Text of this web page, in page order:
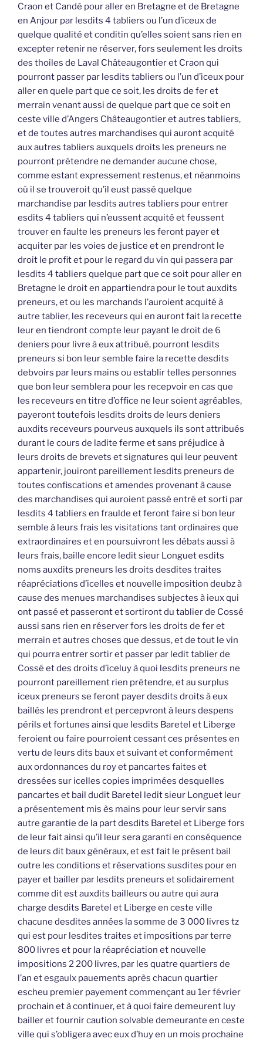
Craon et Candé pour aller en Bretagne et de Bretagne
en Anjour par lesdits 4 tabliers ou l’un d’iceux de
quelque qualité et conditin qu’elles soient sans rien en
excepter retenir ne réserver, fors seulement les droits
des thoiles de Laval Châteaugontier et Craon qui
pourront passer par lesdits tabliers ou l’un d’iceux pour
aller en quele part que ce soit, les droits de fer et
merrain venant aussi de quelque part que ce soit en
ceste ville d’Angers Châteaugontier et autres tabliers,
et de toutes autres marchandises qui auront acquité
aux autres tabliers auxquels droits les preneurs ne
pourront prétendre ne demander aucune chose,
comme estant expressement restenus, et néanmoins
où il se trouveroit qu’il eust passé quelque
marchandise par lesdits autres tabliers pour entrer
esdits 4 tabliers qui n’eussent acquité et feussent
trouver en faulte les preneurs les feront payer et
acquiter par les voies de justice et en prendront le
droit le profit et pour le regard du vin qui passera par
lesdits 4 tabliers quelque part que ce soit pour aller en
Bretagne le droit en appartiendra pour le tout auxdits
preneurs, et ou les marchands l’auroient acquité à
autre tablier, les receveurs qui en auront fait la recette
leur en tiendront compte leur payant le droit de 6
deniers pour livre à eux attribué, pourront lesdits
preneurs si bon leur semble faire la recette desdits
debvoirs par leurs mains ou establir telles personnes
que bon leur semblera pour les recepvoir en cas que
les receveurs en titre d’office ne leur soient agréables,
payeront toutefois lesdits droits de leurs deniers
auxdits receveurs pourveus auxquels ils sont attribués
durant le cours de ladite ferme et sans préjudice à
leurs droits de brevets et signatures qui leur peuvent
appartenir, jouiront pareillement lesdits preneurs de
toutes confiscations et amendes provenant à cause
des marchandises qui auroient passé entré et sorti par
lesdits 4 tabliers en fraulde et feront faire si bon leur
semble à leurs frais les visitations tant ordinaires que
extraordinaires et en poursuivront les débats aussi à
leurs frais, baille encore ledit sieur Longuet esdits
noms auxdits preneurs les droits desdites traites
réapréciations d’icelles et nouvelle imposition deubz à
cause des menues marchandises subjectes à ieux qui
ont passé et passeront et sortiront du tablier de Cossé
aussi sans rien en réserver fors les droits de fer et
merrain et autres choses que dessus, et de tout le vin
qui pourra entrer sortir et passer par ledit tablier de
Cossé et des droits d’iceluy à quoi lesdits preneurs ne
pourront pareillement rien prétendre, et au surplus
iceux preneurs se feront payer desdits droits à eux
baillés les prendront et percepvront à leurs despens
périls et fortunes ainsi que lesdits Baretel et Liberge
feroient ou faire pourroient cessant ces présentes en
vertu de leurs dits baux et suivant et conformément
aux ordonnances du roy et pancartes faites et
dressées sur icelles copies imprimées desquelles
pancartes et bail dudit Baretel ledit sieur Longuet leur
a présentement mis ès mains pour leur servir sans
autre garantie de la part desdits Baretel et Liberge fors
de leur fait ainsi qu’il leur sera garanti en conséquence
de leurs dit baux généraux, et est fait le présent bail
outre les conditions et réservations susdites pour en
payer et bailler par lesdits preneurs et solidairement
comme dit est auxdits bailleurs ou autre qui aura
charge desdits Baretel et Liberge en ceste ville
chacune desdites années la somme de 3 000 livres tz
qui est pour lesdites traites et impositions par terre
800 livres et pour la réapréciation et nouvelle
impositions 2 200 livres, par les quatre quartiers de
l’an et esgaulx pauements après chacun quartier
escheu premier payement commençant au 1er février
prochain et à continuer, et à quoi faire demeurent luy
bailler et fournir caution solvable demeurante en ceste
ville qui s’obligera avec eux d’huy en un mois prochaine